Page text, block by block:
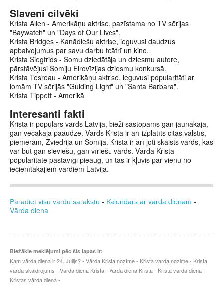
Slaveni cilvēki
Krista Allen - Amerikāņu aktrise, pazīstama no TV sērijas
"Baywatch" un "Days of Our Lives".
Krista Bridges - Kanādiešu aktrise, ieguvusi daudzus
apbalvojumus par savu darbu teātrī un kino.
Krista Siegfrids - Somu dziedātāja un dziesmu autore,
pārstāvējusi Somiju Eirovīzijas dziesmu konkursā.
Krista Tesreau - Amerikāņu aktrise, ieguvusi popularitāti ar
lomām TV sērijās "Guiding Light" un "Santa Barbara".
Krista Tippett - Amerikā
Interesanti fakti
Krista ir populārs vārds Latvijā, bieži sastopams gan jaunākajā,
gan vecākajā paaudzē. Vārds Krista ir arī izplatīts citās valstīs,
piemēram, Zviedrijā un Somijā. Krista ir arī ļoti skaists vārds, kas
var būt gan sieviešu, gan vīriešu vārds. Vārda Krista
popularitāte pastāvīgi pieaug, un tas ir kļuvis par vienu no
iecienītākajiem vārdiem Latvijā.
Parādiet visu vārdu sarakstu - Kalendārs ar vārda dienām -
Vārda diena
Biežākie meklējumi pēc šīs lapas ir:
Kam vārda diena ir 24. Julijs? - Vārda Krista nozīme - Krista varda nozime - Krista
vārda skaidrojums - Vārda diena Krista - Varda diena Krista - Krista varda diena -
Kristas vārda diena -